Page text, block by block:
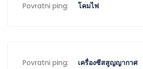
Povratni ping: โคมไฟ
Povratni ping: เครื่องซีสสูญญากาศ